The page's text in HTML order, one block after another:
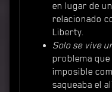
en lugar de
relacionado
Liberty.
Solo se vive
problema
imposible
saqueaba el